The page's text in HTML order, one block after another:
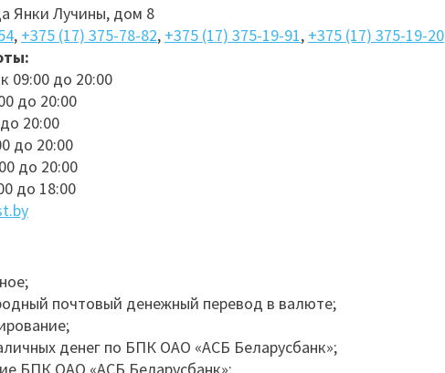
Янки Лучины, дом 8
, +375 (17) 375-78-82, +375 (17) 375-19-91, +375 (17) 375-19-20
09:00 до 20:00
до 20:00
20:00
до 20:00
до 20:00
до 18:00
почтовый денежный перевод в валюте;
денег по БПК ОАО «АСБ Беларусбанк»;